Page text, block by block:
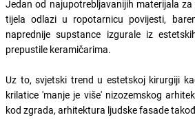
Jedan od najupotrebljavanijih materijala
tijela odlazi u ropotarnicu povijesti,
naprednije supstance izgurale iz
prepustile keramičarima.
Uz to, svjetski trend u estetskoj kirurgiji
krilatice 'manje je više' nizozemskog
kod zgrada, arhitektura ljudske fasade